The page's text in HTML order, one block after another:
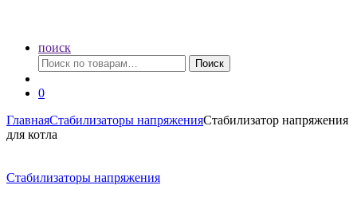
поиск
Искать:
Поиск
0
ГлавнаяСтабилизаторы напряженияСтабилизатор напряжения
для котла
Стабилизаторы напряжения